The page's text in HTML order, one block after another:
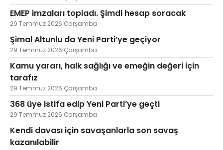
EMEP imzaları topladı. Şimdi hesap soracak
29 Temmuz 2026 Çarşamba
Şimal Altunlu da Yeni Parti’ye geçiyor
29 Temmuz 2026 Çarşamba
Kamu yararı, halk sağlığı ve emeğin değeri için
tarafız
29 Temmuz 2026 Çarşamba
368 üye istifa edip Yeni Parti’ye geçti
29 Temmuz 2026 Çarşamba
Kendi davası için savaşanlarla son savaş
kazanılabilir